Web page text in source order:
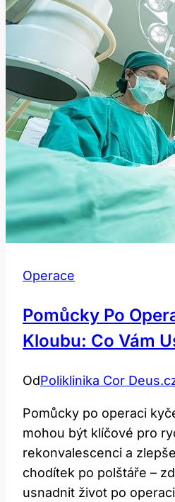
Rady
Operace
Pomůcky Po
Kloubu: Co Vám
OdPoliklinika Cor
Pomůcky po operaci
mohou být klíčové pro
rekonvalescenci a
chodítek po polštáře –
usnadnit život po